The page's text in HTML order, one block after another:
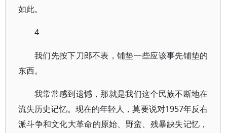
如此。
4
我们先按下刀郎不表，铺垫一些应该事先铺垫的
东西。
我常常感到遗憾，那就是我们这个民族不断地在
流失历史记忆。现在的年轻人，莫要说对1957年反右
派斗争和文化大革命的原始、野蛮、残暴缺失记忆，